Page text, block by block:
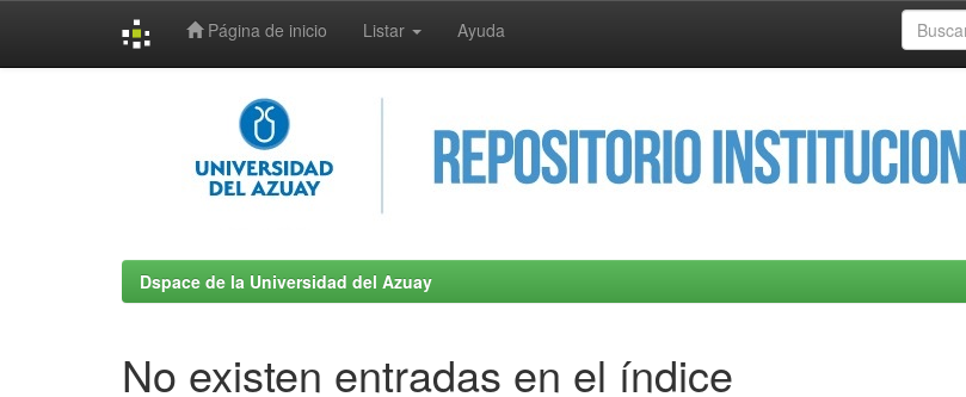
Página de inicio Listar Ayuda
Dspace de la Universidad del Azuay
No existen entradas en el índice